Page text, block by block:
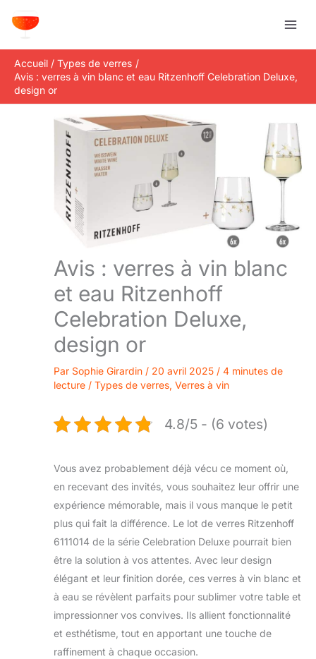
Accueil
Types de verres
Avis : verres à vin blanc et eau Ritzenhoff Celebration Deluxe,
design or
Avis : verres à vin blanc
et eau Ritzenhoff
Celebration Deluxe,
design or
Par Sophie Girardin / 20 avril 2025 / 4 minutes de
lecture / Types de verres, Verres à vin
4.8/5 - (6 votes)
Vous avez probablement déjà vécu ce moment où,
en recevant des invités, vous souhaitez leur offrir une
expérience mémorable, mais il vous manque le petit
plus qui fait la différence. Le lot de verres Ritzenhoff
6111014 de la série Celebration Deluxe pourrait bien
être la solution à vos attentes. Avec leur design
élégant et leur finition dorée, ces verres à vin blanc et
à eau se révèlent parfaits pour sublimer votre table et
impressionner vos convives. Ils allient fonctionnalité
et esthétisme, tout en apportant une touche de
raffinement à chaque occasion.
e
c
h
e
r